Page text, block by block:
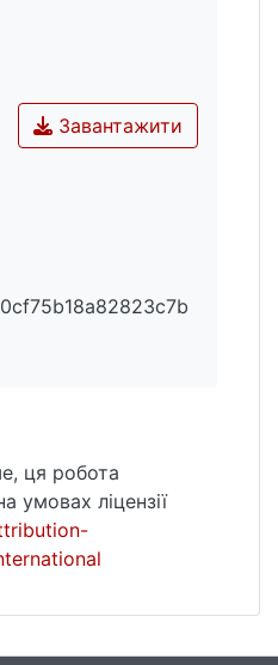
Завантажити
ця робота
умовах ліцензії